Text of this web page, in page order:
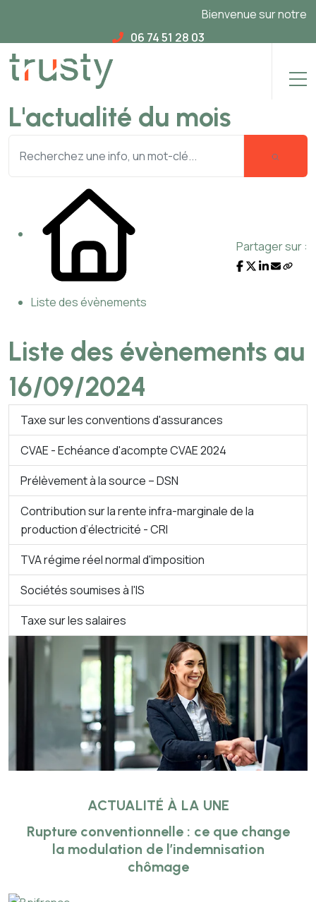
Bienvenue sur notre
06 74 51 28 03
L'actualité du mois
Liste des évènements
Partager sur :
Liste des évènements au
16/09/2024
Taxe sur les conventions d'assurances
CVAE - Echéance d'acompte CVAE 2024
Prélèvement à la source – DSN
Contribution sur la rente infra-marginale de la
production d’électricité - CRI
TVA régime réel normal d'imposition
Sociétés soumises à l'IS
Taxe sur les salaires
ACTUALITÉ À LA UNE
Rupture conventionnelle : ce que change
la modulation de l’indemnisation
chômage